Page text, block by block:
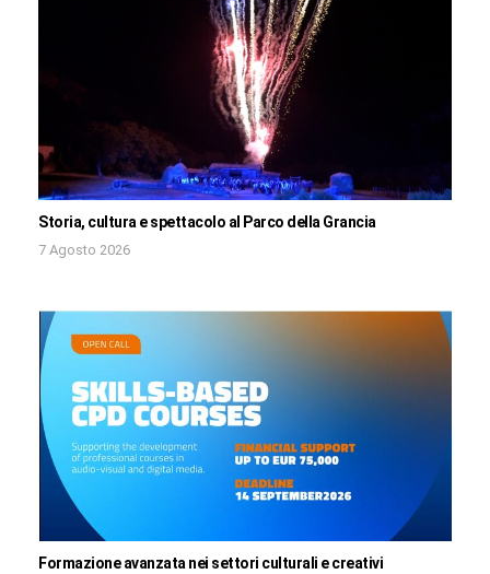
Storia, cultura e spettacolo al Parco della Grancia
7 Agosto 2026
Formazione avanzata nei settori culturali e creativi